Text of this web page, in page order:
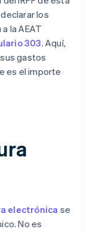
los
la AEAT
303. Aquí,
gastos
es el importe
electrónica se
No es